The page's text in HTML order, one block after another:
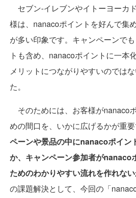
セブン‐イレブンやイトーヨーカ
様は、nanacoポイントを好んで集
が多い印象です。キャンペーンで
トも含め、nanacoポイントに一本
メリットにつながりやすいのでは
た。
そのためには、お客様がnanaco
めの間口を、いかに広げるかが重要
ペーンや景品の中にnanacoポイン
か、キャンペーン参加者がnanaco
ためのわかりやすい流れを作れな
の課題解決として、今回の「